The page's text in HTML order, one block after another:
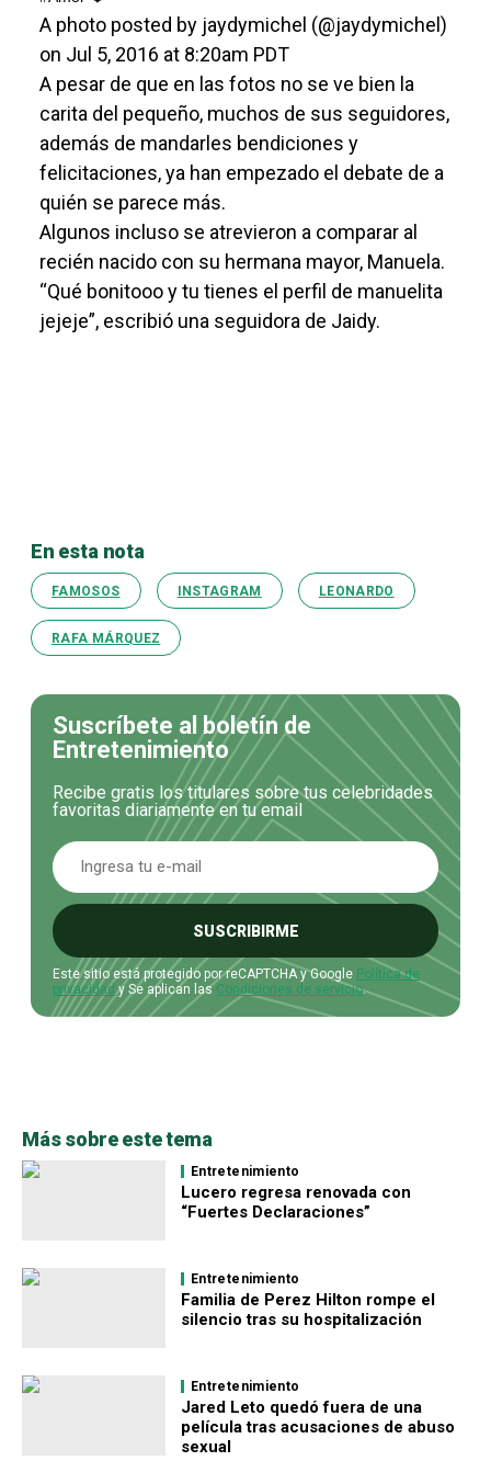
A photo posted by jaydymichel (@jaydymichel)
on Jul 5, 2016 at 8:20am PDT
A pesar de que en las fotos no se ve bien la
carita del pequeño, muchos de sus seguidores,
además de mandarles bendiciones y
felicitaciones, ya han empezado el debate de a
quién se parece más.
Algunos incluso se atrevieron a comparar al
recién nacido con su hermana mayor, Manuela.
“Qué bonitooo y tu tienes el perfil de manuelita
jejeje”, escribió una seguidora de Jaidy.
En esta nota
FAMOSOS INSTAGRAM LEONARDO
RAFA MÁRQUEZ
Suscríbete al boletín de
Entretenimiento
Recibe gratis los titulares sobre tus celebridades
favoritas diariamente en tu email
SUSCRIBIRME
Este sitio está protegido por reCAPTCHA y Google Política de
privacidad y Se aplican lasCondiciones de servicio.
Más sobre este tema
Entretenimiento
Lucero regresa renovada con
“Fuertes Declaraciones”
Entretenimiento
Familia de Perez Hilton rompe el
silencio tras su hospitalización
Entretenimiento
Jared Leto quedó fuera de una
película tras acusaciones de abuso
sexual